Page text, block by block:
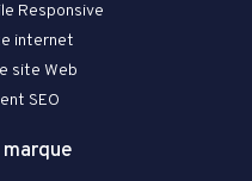
Responsive
internet
site Web
SEO